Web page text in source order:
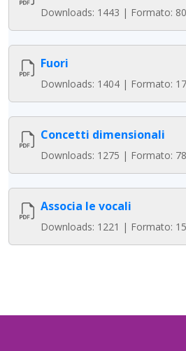
Downloads: 1443 | Formato:
Fuori
Downloads: 1404 | Formato:
Concetti dimensionali
Downloads: 1275 | Formato:
Associa le vocali
Downloads: 1221 | Formato: